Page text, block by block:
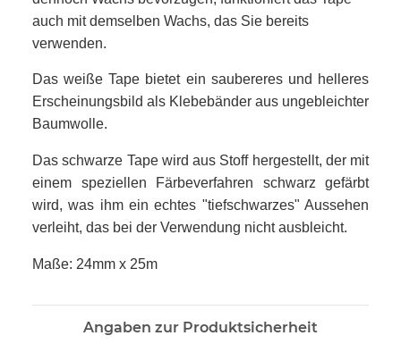
auch mit demselben Wachs, das Sie bereits
verwenden.
Das weiße Tape bietet ein saubereres und helleres
Erscheinungsbild als Klebebänder aus ungebleichter
Baumwolle.
Das schwarze Tape wird aus Stoff hergestellt, der mit
einem speziellen Färbeverfahren schwarz gefärbt
wird, was ihm ein echtes "tiefschwarzes" Aussehen
verleiht, das bei der Verwendung nicht ausbleicht.
Maße: 24mm x 25m
Angaben zur Produktsicherheit